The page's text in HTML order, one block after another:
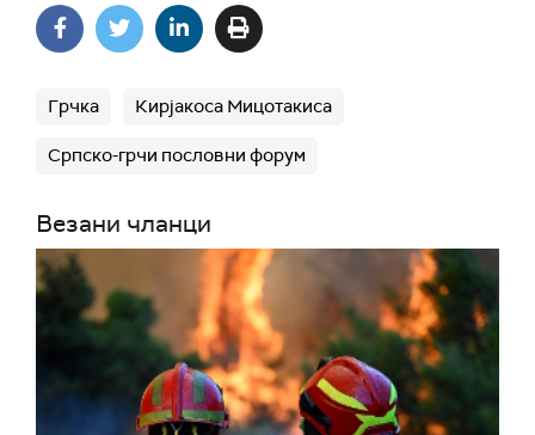
Грчка Кирјакоса Мицотакиса
Српско-грчи пословни форум
Везани чланци